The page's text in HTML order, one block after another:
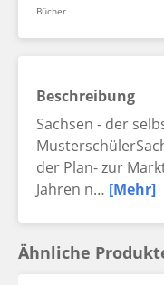
Bücher
Beschreibung
Sachsen - der
der Plan- zur
Jahren n… [Mehr]
Ähnliche